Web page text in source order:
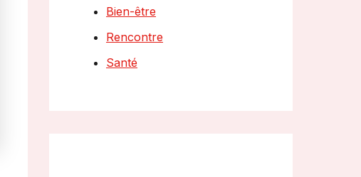
Bien-être
Rencontre
Santé